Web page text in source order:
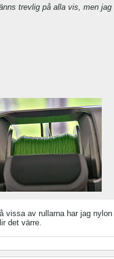
trevlig på alla vis, men
vissa av rullarna har jag nylon
det värre.